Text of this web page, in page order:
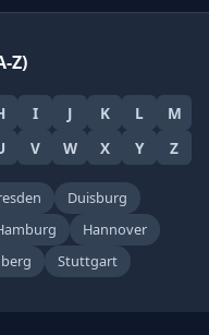
Z)
I J K L
M
V W X Y Z
Duisburg
Hannover
Stuttgart